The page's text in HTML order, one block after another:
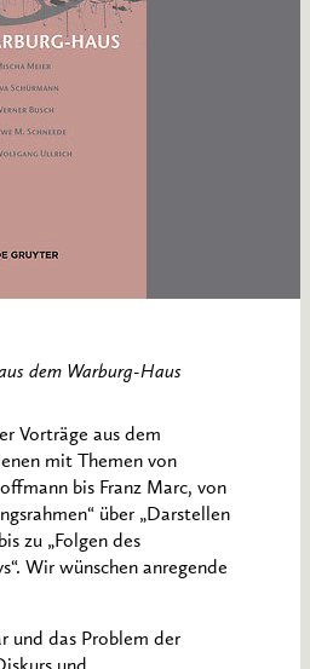
dem Warburg-Haus
Vorträge aus dem
mit Themen von
bis Franz Marc, von
über „Darstellen
zu „Folgen des
Wir wünschen anregende
und das Problem der